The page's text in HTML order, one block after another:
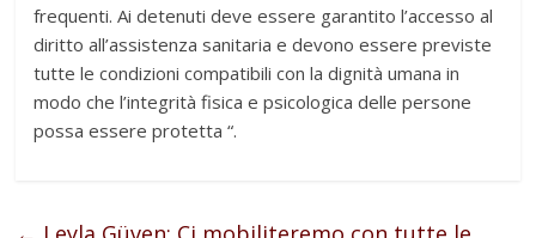
frequenti. Ai detenuti deve essere garantito l’accesso al
diritto all’assistenza sanitaria e devono essere previste
tutte le condizioni compatibili con la dignità umana in
modo che l’integrità fisica e psicologica delle persone
possa essere protetta “.